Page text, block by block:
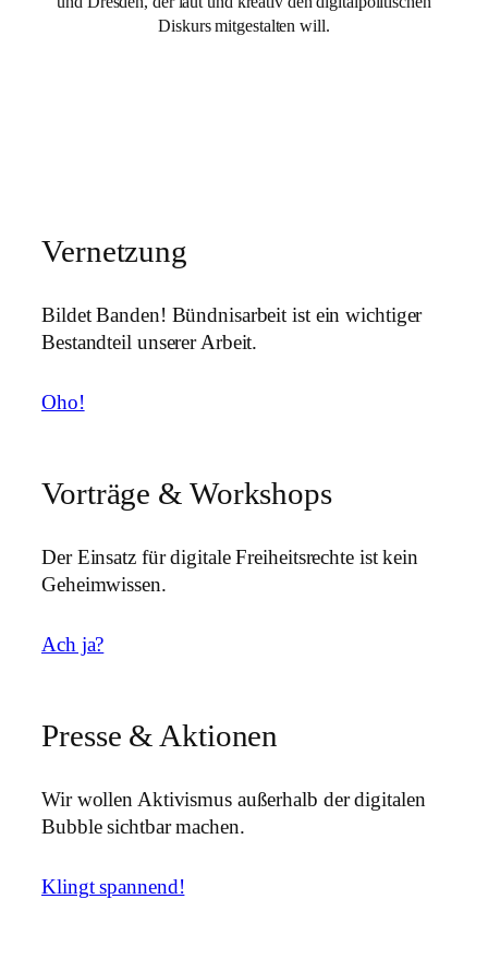
Diskurs mitgestalten will.
Vernetzung
Bildet Banden! Bündnisarbeit ist ein wichtiger
Bestandteil unserer Arbeit.
Oho!
Vorträge & Workshops
Der Einsatz für digitale Freiheitsrechte ist kein
Geheimwissen.
Ach ja?
Presse & Aktionen
Wir wollen Aktivismus außerhalb der digitalen
Bubble sichtbar machen.
Klingt spannend!